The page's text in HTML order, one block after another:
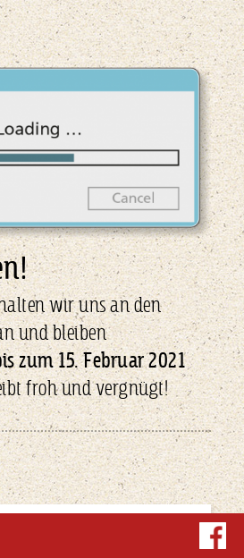
wir uns an den
und bleiben
zum 15. Februar 2021
froh und vergnügt!
Aktuelles
Der
Bier­
garten
Speisen
&
Getränke
Team
Partner
Kontakt
Impressum